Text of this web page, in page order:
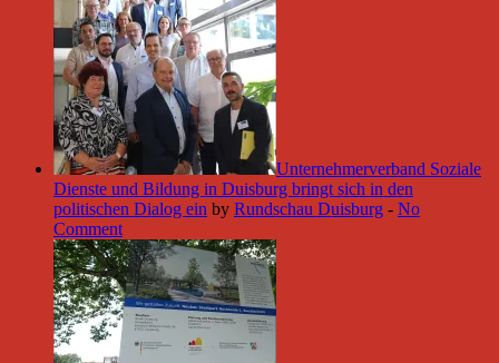
Unternehmerverband Soziale
Dienste und Bildung in Duisburg bringt sich in den
politischen Dialog ein by Rundschau Duisburg - No
Comment